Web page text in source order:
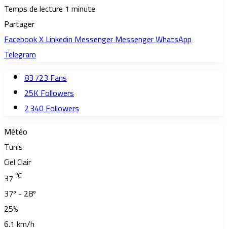
Temps de lecture 1 minute
Partager
FacebookXLinkedinMessengerMessengerWhatsApp
Telegram
83 723Fans
25KFollowers
2 340Followers
Météo
Tunis
Ciel Clair
37 ℃
37º - 28º
25%
6.1 km/h